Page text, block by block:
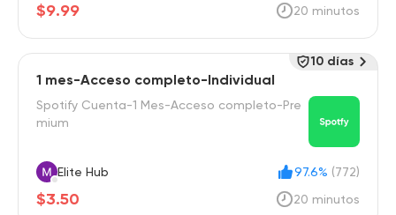
$9.99 20 minutos
1 mes-Acceso completo-Individual
Spotify Cuenta-1 Mes-Acceso completo-Pre
mium
Elite Hub 97.6% (772)
$3.50 20 minutos
10 días